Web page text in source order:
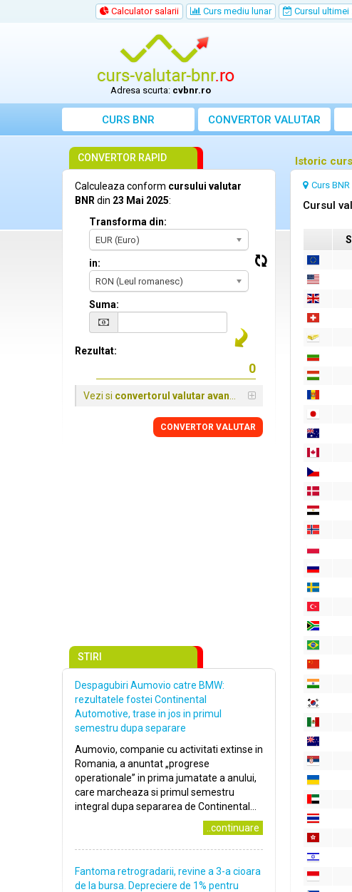
Calculator salarii Curs mediu lunar Cursul ultimei
Adresa scurta: cvbnr.ro
CURS BNR CONVERTOR VALUTAR
Istoric
Curs BNR
Cursul
CONVERTOR RAPID
Calculeaza conform cursului valutar
BNR din 23 Mai 2025:
Transforma din:
EUR (Euro)
in:
RON (Leul romanesc)
Suma:
Rezultat:
Vezi si convertorul valutar avansat
CONVERTOR VALUTAR
STIRI
Despagubiri Aumovio catre BMW:
rezultatele fostei Continental
Automotive, trase in jos in primul
semestru dupa separare
Aumovio, companie cu activitati extinse in
Romania, a anuntat „progrese
operationale” in prima jumatate a anului,
care marcheaza si primul semestru
integral dupa separarea de Continental...
..continuare
Fantoma retrogradarii, revine a 3-a cioara
de la bursa. Depreciere de 1% pentru